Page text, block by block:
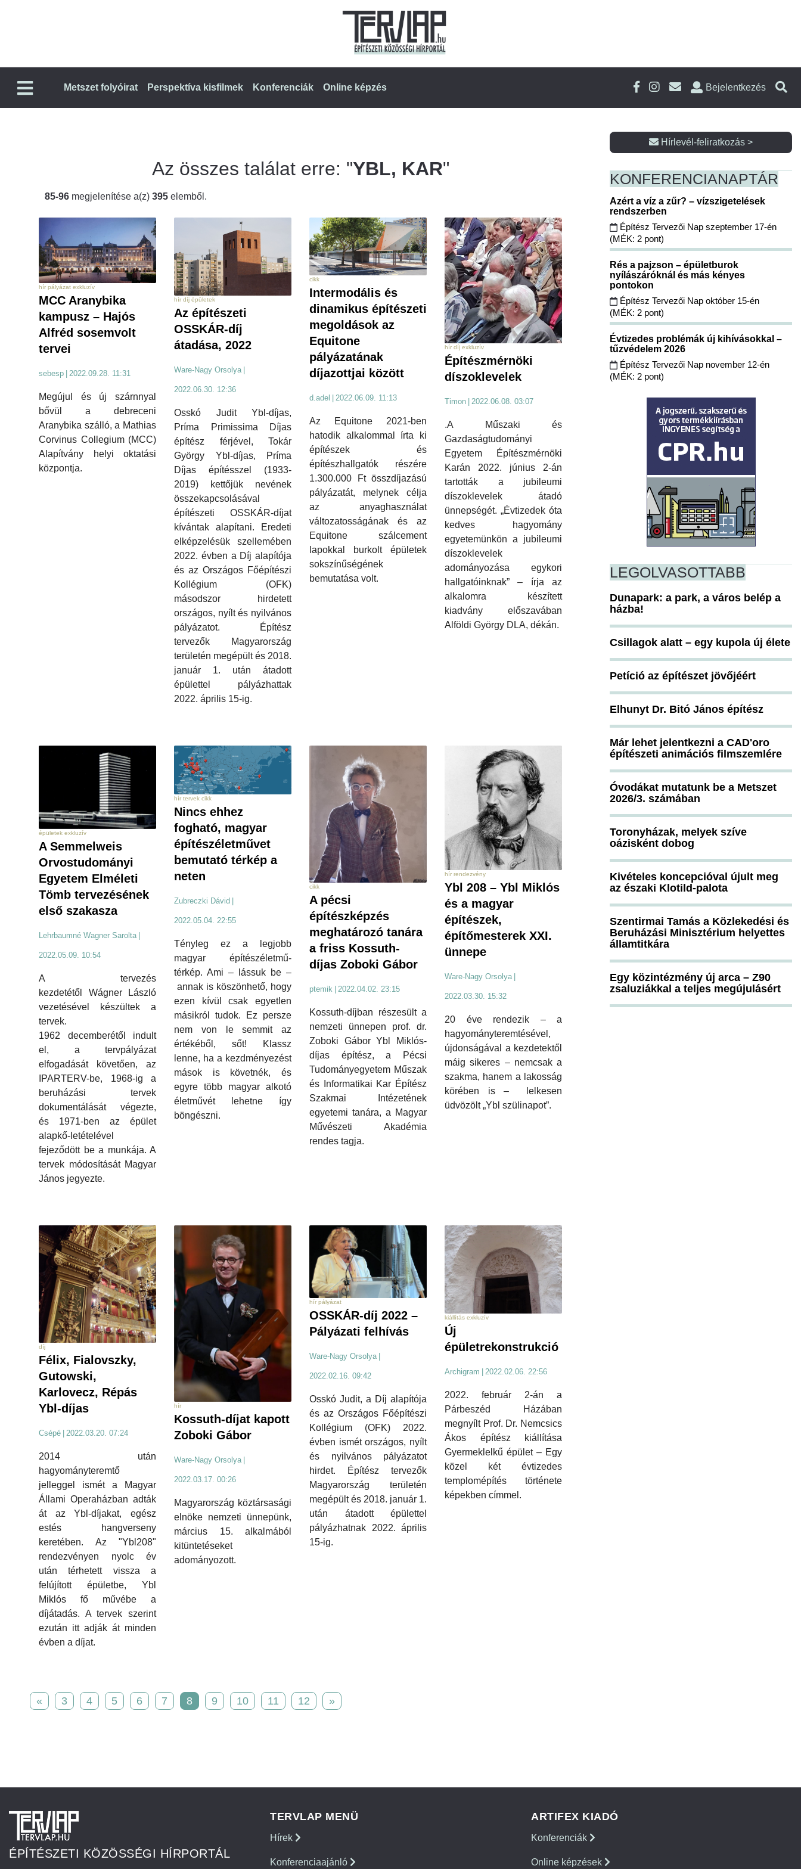
Metszet folyóirat Perspektíva kisfilmek Konferenciák Online képzés Bejelentkezés
Az összes találat erre: "YBL, KAR"
85-96 megjelenítése a(z) 395 elemből.
hír pályázat exkluzív
MCC Aranybika
kampusz – Hajós
Alfréd sosemvolt
tervei
sebesp 2022.09.28. 11:31
Megújul és új szárnnyal
bővül a debreceni
Aranybika szálló, a Mathias
Corvinus Collegium (MCC)
Alapítvány helyi oktatási
központja.
hír díj épületek
Az építészeti
OSSKÁR-díj
átadása, 2022
Ware-Nagy Orsolya
2022.06.30. 12:36
Osskó Judit Ybl-díjas,
Príma Primissima Díjas
építész férjével, Tokár
György Ybl-díjas, Príma
Díjas építésszel (1933-
2019) kettőjük nevének
összekapcsolásával
építészeti OSSKÁR-díjat
kívántak alapítani. Eredeti
elképzelésük szellemében
2022. évben a Díj alapítója
és az Országos Főépítészi
Kollégium (OFK)
másodszor hirdetett
országos, nyílt és nyilvános
pályázatot. Építész
tervezők Magyarország
területén megépült és 2018.
január 1. után átadott
épülettel pályázhattak
2022. április 15-ig.
cikk
Intermodális és
dinamikus építészeti
megoldások az
Equitone
pályázatának
díjazottjai között
d.adel 2022.06.09. 11:13
Az Equitone 2021-ben
hatodik alkalommal írta ki
építészek és
építészhallgatók részére
1.300.000 Ft összdíjazású
pályázatát, melynek célja
az anyaghasználat
változatosságának és az
Equitone szálcement
lapokkal burkolt épületek
sokszínűségének
bemutatása volt.
hír díj exkluzív
Építészmérnöki
díszoklevelek
Timon 2022.06.08. 03:07
.A Műszaki és
Gazdaságtudományi
Egyetem Építészmérnöki
Karán 2022. június 2-án
tartották a jubileumi
díszoklevelek átadó
ünnepségét. „Évtizedek óta
kedves hagyomány
egyetemünkön a jubileumi
díszoklevelek
adományozása egykori
hallgatóinknak” – írja az
alkalomra készített
kiadvány előszavában
Alföldi György DLA, dékán.
épületek exkluzív
A Semmelweis
Orvostudományi
Egyetem Elméleti
Tömb tervezésének
első szakasza
Lehrbaumné Wagner Sarolta
2022.05.09. 10:54
A tervezés
kezdetétől Wágner László
vezetésével készültek a
tervek.
1962 decemberétől indult
el, a tervpályázat
elfogadását követően, az
IPARTERV-be, 1968-ig a
beruházási tervek
dokumentálását végezte,
és 1971-ben az épület
alapkő-letételével
fejeződött be a munkája. A
tervek módosítását Magyar
János jegyezte.
hír tervek cikk
Nincs ehhez
fogható, magyar
építészéletművet
bemutató térkép a
neten
Zubreczki Dávid
2022.05.04. 22:55
Tényleg ez a legjobb
magyar építészéletmű-
térkép. Ami – lássuk be –
annak is köszönhető, hogy
ezen kívül csak egyetlen
másikról tudok. Ez persze
nem von le semmit az
értékéből, sőt! Klassz
lenne, ha a kezdményezést
mások is követnék, és
egyre több magyar alkotó
életművét lehetne így
böngészni.
cikk
A pécsi
építészképzés
meghatározó tanára
a friss Kossuth-
díjas Zoboki Gábor
ptemik 2022.04.02. 23:15
Kossuth-díjban részesült a
nemzeti ünnepen prof. dr.
Zoboki Gábor Ybl Miklós-
díjas építész, a Pécsi
Tudományegyetem Műszak
és Informatikai Kar Építész
Szakmai Intézetének
egyetemi tanára, a Magyar
Művészeti Akadémia
rendes tagja.
hír rendezvény
Ybl 208 – Ybl Miklós
és a magyar
építészek,
építőmesterek XXI.
ünnepe
Ware-Nagy Orsolya
2022.03.30. 15:32
20 éve rendezik – a
hagyományteremtésével,
újdonságával a kezdetektől
máig sikeres – nemcsak a
szakma, hanem a lakosság
körében is – lelkesen
üdvözölt „Ybl szülinapot”.
díj
Félix, Fialovszky,
Gutowski,
Karlovecz, Répás
Ybl-díjas
Csépé 2022.03.20. 07:24
2014 után
hagyományteremtő
jelleggel ismét a Magyar
Állami Operaházban adták
át az Ybl-díjakat, egész
estés hangverseny
keretében. Az "Ybl208"
rendezvényen nyolc év
után térhetett vissza a
felújított épületbe, Ybl
Miklós fő művébe a
díjátadás. A tervek szerint
ezután itt adják át minden
évben a díjat.
hír
Kossuth-díjat kapott
Zoboki Gábor
Ware-Nagy Orsolya
2022.03.17. 00:26
Magyarország köztársasági
elnöke nemzeti ünnepünk,
március 15. alkalmából
kitüntetéseket
adományozott.
hír pályázat
OSSKÁR-díj 2022 –
Pályázati felhívás
Ware-Nagy Orsolya |
2022.02.16. 09:42
Osskó Judit, a Díj alapítója
és az Országos Főépítészi
Kollégium (OFK) 2022.
évben ismét országos, nyílt
és nyilvános pályázatot
hirdet. Építész tervezők
Magyarország területén
megépült és 2018. január 1.
után átadott épülettel
pályázhatnak 2022. április
15-ig.
kiállítás exkluzív
Új
épületrekonstrukció
Archigram 2022.02.06. 22:56
2022. február 2-án a
Párbeszéd Házában
megnyílt Prof. Dr. Nemcsics
Ákos építész kiállítása
Gyermeklelkű épület – Egy
közel két évtizedes
templomépítés története
képekben címmel.
« 3 4 5 6 7 8 9 10 11 12 »
Hírlevél-feliratkozás >
KONFERENCIANAPTÁR
Azért a víz a zűr? – vízszigetelések
rendszerben
Építész Tervezői Nap szeptember 17-én
(MÉK: 2 pont)
Rés a pajzson – épületburok
nyílászáróknál és más kényes
pontokon
Építész Tervezői Nap október 15-én
(MÉK: 2 pont)
Évtizedes problémák új kihívásokkal –
tűzvédelem 2026
Építész Tervezői Nap november 12-én
(MÉK: 2 pont)
LEGOLVASOTTABB
Dunapark: a park, a város belép a
házba!
Csillagok alatt – egy kupola új élete
Petíció az építészet jövőjéért
Elhunyt Dr. Bitó János építész
Már lehet jelentkezni a CAD'oro
építészeti animációs filmszemlére
Óvodákat mutatunk be a Metszet
2026/3. számában
Toronyházak, melyek szíve
oázisként dobog
Kivételes koncepcióval újult meg
az északi Klotild-palota
Szentirmai Tamás a Közlekedési és
Beruházási Minisztérium helyettes
államtitkára
Egy közintézmény új arca – Z90
zsaluziákkal a teljes megújulásért
ÉPÍTÉSZETI KÖZÖSSÉGI HÍRPORTÁL
TERVLAP MENÜ
Hírek
Konferenciaajánló
ARTIFEX KIADÓ
Konferenciák
Online képzések